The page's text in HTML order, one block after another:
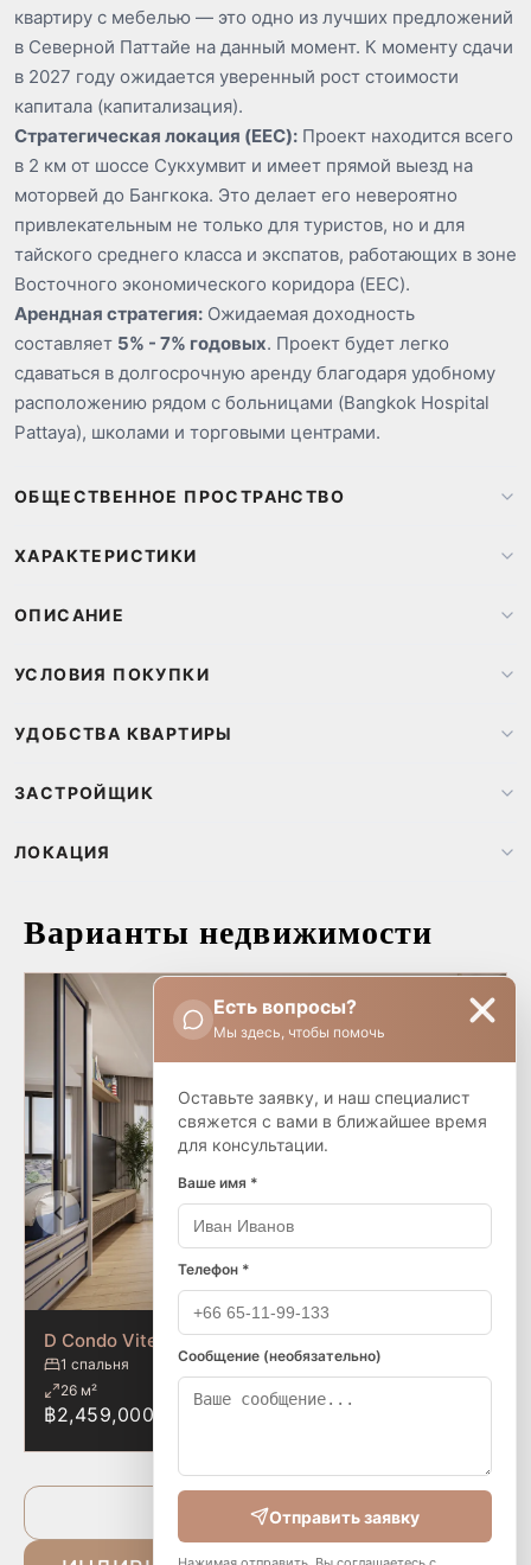
квартиру с мебелью — это одно из лучших предложений
в Северной Паттайе на данный момент. К моменту сдачи
в 2027 году ожидается уверенный рост стоимости
капитала (капитализация).
Стратегическая локация (EEC): Проект находится всего
в 2 км от шоссе Сукхумвит и имеет прямой выезд на
моторвей до Бангкока. Это делает его невероятно
привлекательным не только для туристов, но и для
тайского среднего класса и экспатов, работающих в зоне
Восточного экономического коридора (EEC).
Арендная стратегия: Ожидаемая доходность
составляет 5% - 7% годовых. Проект будет легко
сдаваться в долгосрочную аренду благодаря удобному
расположению рядом с больницами (Bangkok Hospital
Pattaya), школами и торговыми центрами.
ОБЩЕСТВЕННОЕ ПРОСТРАНСТВО
ХАРАКТЕРИСТИКИ
ОПИСАНИЕ
УСЛОВИЯ ПОКУПКИ
УДОБСТВА КВАРТИРЫ
ЗАСТРОЙЩИК
ЛОКАЦИЯ
Варианты недвижимости
ИНОСТРАННАЯ КВОТА
D Condo Vite Pattaya
1 спальня
1 ванная
26 м²
฿2,459,000
Больше вариантов
Есть вопросы?
Мы здесь, чтобы помочь
Оставьте заявку, и наш специалист
свяжется с вами в ближайшее время
для консультации.
Ваше имя *
Телефон *
Сообщение (необязательно)
Отправить заявку